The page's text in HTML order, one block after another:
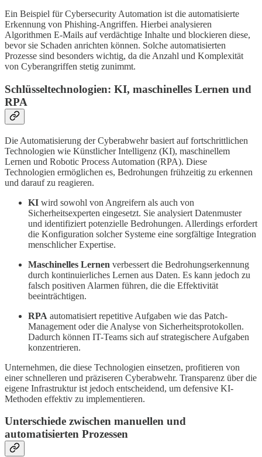
Ein Beispiel für Cybersecurity Automation ist die automatisierte
Erkennung von Phishing-Angriffen. Hierbei analysieren
Algorithmen E-Mails auf verdächtige Inhalte und blockieren diese,
bevor sie Schaden anrichten können. Solche automatisierten
Prozesse sind besonders wichtig, da die Anzahl und Komplexität
von Cyberangriffen stetig zunimmt.
Schlüsseltechnologien: KI, maschinelles Lernen und
RPA
Die Automatisierung der Cyberabwehr basiert auf fortschrittlichen
Technologien wie Künstlicher Intelligenz (KI), maschinellem
Lernen und Robotic Process Automation (RPA). Diese
Technologien ermöglichen es, Bedrohungen frühzeitig zu erkennen
und darauf zu reagieren.
KI wird sowohl von Angreifern als auch von
Sicherheitsexperten eingesetzt. Sie analysiert Datenmuster
und identifiziert potenzielle Bedrohungen. Allerdings erfordert
die Konfiguration solcher Systeme eine sorgfältige Integration
menschlicher Expertise.
Maschinelles Lernen verbessert die Bedrohungserkennung
durch kontinuierliches Lernen aus Daten. Es kann jedoch zu
falsch positiven Alarmen führen, die die Effektivität
beeinträchtigen.
RPA automatisiert repetitive Aufgaben wie das Patch-
Management oder die Analyse von Sicherheitsprotokollen.
Dadurch können IT-Teams sich auf strategischere Aufgaben
konzentrieren.
Unternehmen, die diese Technologien einsetzen, profitieren von
einer schnelleren und präziseren Cyberabwehr. Transparenz über die
eigene Infrastruktur ist jedoch entscheidend, um defensive KI-
Methoden effektiv zu implementieren.
Unterschiede zwischen manuellen und
automatisierten Prozessen